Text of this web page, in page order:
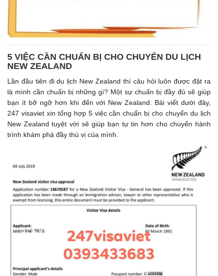
5 VIỆC CẦN CHUẨN BỊ CHO CHUYỂN DU LỊCH
NEW ZEALAND
Lần đầu tiên đi du lịch New Zealand thì câu hỏi luôn được đặt ra
là mình cần chuẩn bị những gì? Một sự chuẩn bị đầy đủ sẽ giúp
bạn ít bỡ ngỡ hơn khi đến với New Zealand. Bài viết dưới đây,
247 visaviet xin tổng hợp 5 việc cần chuẩn bị cho chuyến du lịch
New Zealand tuyệt vời sẽ giúp bạn tự tin hơn cho chuyến hành
trình khám phá đầy thú vị của mình.